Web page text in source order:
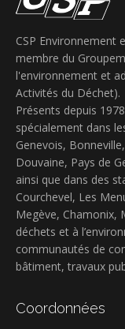
CSP Environnement
membre du
l'environnement et
Activités du Déchet).
Présents depuis
spécialement dans
Genevois,
Douvaine, Pays de
ainsi que dans des
Courchevel, Les
Megève, Chamonix,
déchets et à
communautés de
bâtiment, travaux
Coordonnées